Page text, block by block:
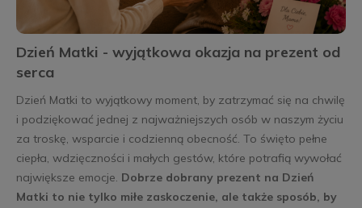
Dzień Matki - wyjątkowa okazja na prezent od
serca
Dzień Matki to wyjątkowy moment, by zatrzymać się na chwilę
i podziękować jednej z najważniejszych osób w naszym życiu
za troskę, wsparcie i codzienną obecność. To święto pełne
ciepła, wdzięczności i małych gestów, które potrafią wywołać
największe emocje. Dobrze dobrany prezent na Dzień
Matki to nie tylko miłe zaskoczenie, ale także sposób, by